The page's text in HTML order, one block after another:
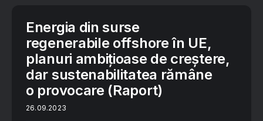
Energia din surse
regenerabile offshore în UE,
planuri ambițioase de creștere,
dar sustenabilitatea rămâne
o provocare (Raport)
26.09.2023